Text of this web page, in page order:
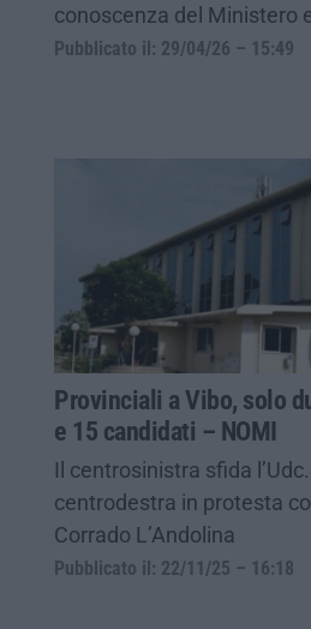
conoscenza del Ministero
Pubblicato il: 29/04/26 – 15:49
Provinciali a Vibo, solo
e 15 candidati – NOMI
Il centrosinistra sfida
centrodestra in protesta
Corrado L’Andolina
Pubblicato il: 22/11/25 – 16:18